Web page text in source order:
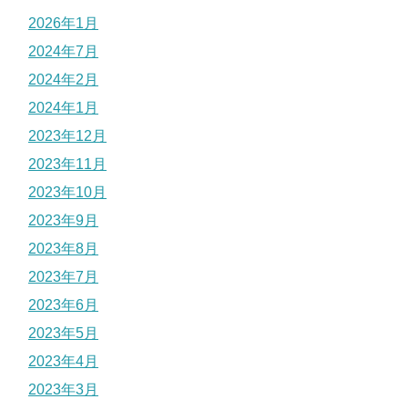
2026年1月
2024年7月
2024年2月
2024年1月
2023年12月
2023年11月
2023年10月
2023年9月
2023年8月
2023年7月
2023年6月
2023年5月
2023年4月
2023年3月